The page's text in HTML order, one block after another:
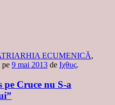
ECUMENICĂ,
pe 9 mai 2013 de Ιχθυς.
pe Cruce nu S-a